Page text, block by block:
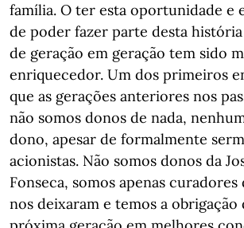
família. O ter esta oportunidade e
de poder fazer parte desta história
de geração em geração tem sido
enriquecedor. Um dos primeiros
que as gerações anteriores nos
não somos donos de nada,
dono, apesar de formalmente
acionistas. Não somos donos da
Fonseca, somos apenas curadores
nos deixaram e temos a obrigação